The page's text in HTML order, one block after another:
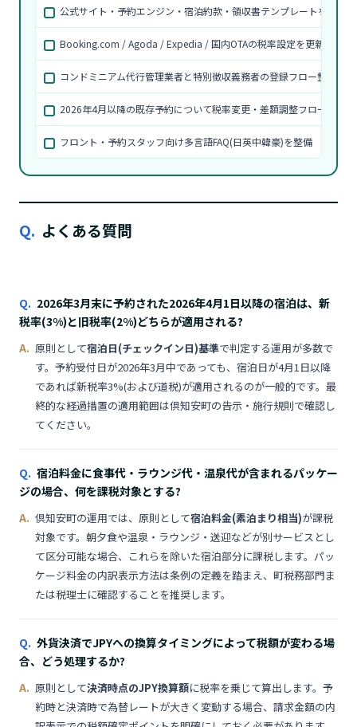
公式サイト・予約エンジン・宿泊約款・領収書テンプレートを改定
Booking.com / Agoda / Expedia / 国内OTAの税率設定を更新
コンドミニアム代行管理業者と特別徴収義務者の登録フロー整理
2026年4月以降の既存予約について税率変更・差額調整フローを設計
フロント・予約スタッフ向け多言語FAQ(日英中韓豪)を整備
Q. よくある質問
2026年3月末に予約された2026年4月1日以降の宿泊は、新
税率(3%)と旧税率(2%)どちらが適用される?
原則として宿泊日(チェックイン日)基準で判定する運用が多数で
す。予約受付日が2026年3月中であっても、宿泊日が4月1日以降
であれば新税率3%(および道税)が適用されるのが一般的です。最
終的な経過措置の適用範囲は倶知安町の告示・施行規則で確認し
てください。
宿泊料金に食事代・ラウンジ代・温泉代が含まれるパッケー
ジの場合、何を課税対象とする?
倶知安町の運用では、原則として宿泊料金(素泊まり相当)が課税
対象です。朝夕食や温泉・ラウンジ・送迎などが別サービスとし
て区分可能な場合、これらを除いた宿泊部分に課税します。パッ
ケージ料金の内訳表示方法は条例の定義を踏まえ、町税務部門ま
たは税理士に確認することを推奨します。
外貨決済でJPYへの換算タイミングによって税額が変わる場
合、どう処理するか?
原則として決済時点のJPY換算額に税率を乗じて算出します。予
約時と決済時で為替レートが大きく変動する場合、請求金額の内